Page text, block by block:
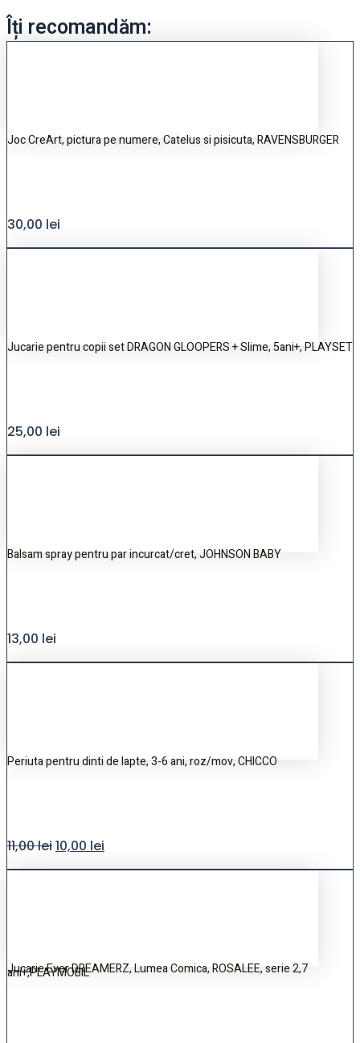
Îți recomandăm:
Joc CreArt, pictura pe numere, Catelus si pisicuta, RAVENSBURGER
30,00 lei
Jucarie pentru copii set DRAGON GLOOPERS + Slime, 5ani+, PLAYSET
25,00 lei
Balsam spray pentru par incurcat/cret, JOHNSON BABY
13,00 lei
Periuta pentru dinti de lapte, 3-6 ani, roz/mov, CHICCO
11,00lei10,00 lei
Jucarie Ever DREAMERZ, Lumea Comica, ROSALEE, serie 2,7
ani+,PLAYMOBIL